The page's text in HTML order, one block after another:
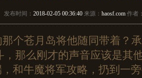
发布时间： 2018-02-05 00:36:40 来源： haosf.com 作者
个苍月岛将他随同带着？
，那么刚才的声音应该是其
，和牛魔将军攻略，扔到一